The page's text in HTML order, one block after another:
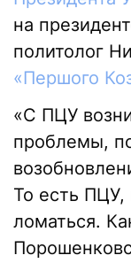
на
политолог
«Першого
«С ПЦУ
проблемы,
То есть ПЦУ,
ломаться.